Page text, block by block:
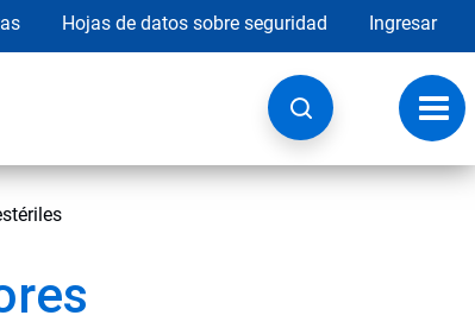
Hojas de datos sobre seguridad Ingresar
de